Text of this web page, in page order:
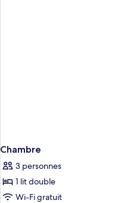
Chambre
3 personnes
1 lit double
Wi-Fi gratuit